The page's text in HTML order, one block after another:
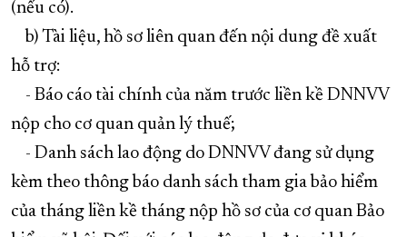
(nếu có).
b) Tài liệu, hồ sơ liên quan đến nội dung đề xuất
hỗ trợ:
- Báo cáo tài chính của năm trước liền kề DNNVV
nộp cho cơ quan quản lý thuế;
- Danh sách lao động do DNNVV đang sử dụng
kèm theo thông báo danh sách tham gia bảo hiểm
của tháng liền kề tháng nộp hồ sơ của cơ quan Bảo